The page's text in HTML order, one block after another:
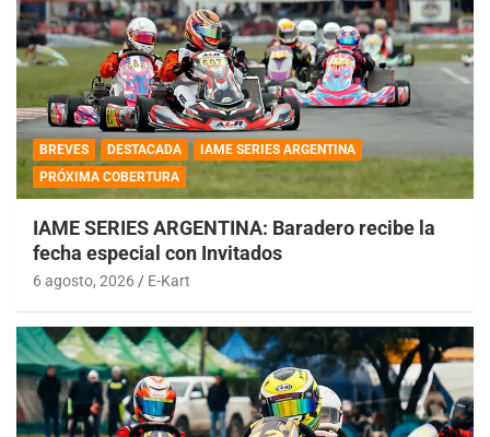
BREVES DESTACADA
IAME SERIES ARGENTINA
PRÓXIMA COBERTURA
IAME SERIES ARGENTINA: Baradero recibe la
fecha especial con Invitados
6 agosto, 2026 E-Kart